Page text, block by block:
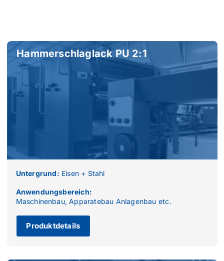
Hammerschlaglack PU 2:1
Untergrund: Eisen + Stahl
Anwendungsbereich:
Maschinenbau, Apparatebau Anlagenbau etc.
Produktdetails